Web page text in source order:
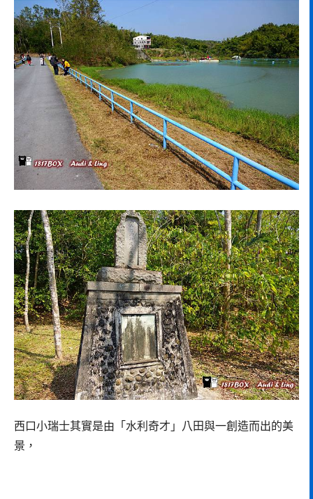
西口小瑞士其實是由「水利奇才」八田與一創造而出的美
景，